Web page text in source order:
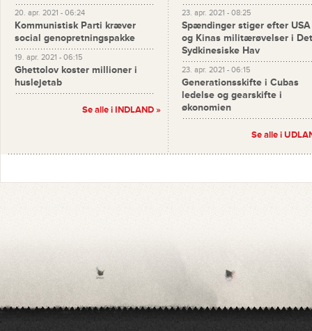
20. apr. 2021 - 06:24
Kommunistisk Parti kræver
social genopretningspakke
19. apr. 2021 - 06:15
Ghettolov koster millioner i
huslejetab
Se alle i INDLAND »
23. apr. 2021 - 08:25
Spændinger stiger efter USA
og Kinas militærøvelser i Det
Sydkinesiske Hav
23. apr. 2021 - 06:15
Generationsskifte i Cubas
ledelse og gearskifte i
økonomien
Se alle i